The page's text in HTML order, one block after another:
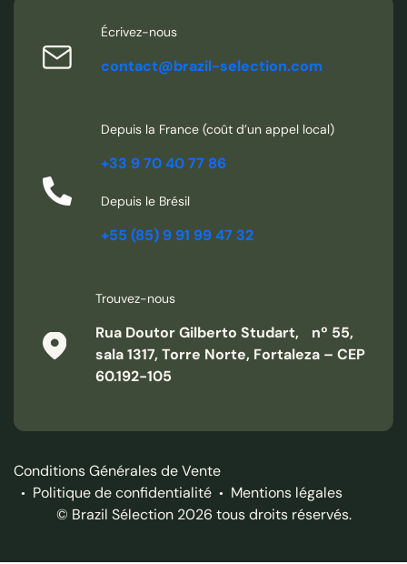
Écrivez-nous
contact@brazil-selection.com
Depuis la France (coût d’un appel local)
+33 9 70 40 77 86
Depuis le Brésil
+55 (85) 9 91 99 47 32
Trouvez-nous
Rua Doutor Gilberto Studart, nº 55,
sala 1317, Torre Norte, Fortaleza – CEP
60.192-105
Conditions Générales de Vente
Politique de confidentialité
Mentions légales
© Brazil Sélection 2026 tous droits réservés.